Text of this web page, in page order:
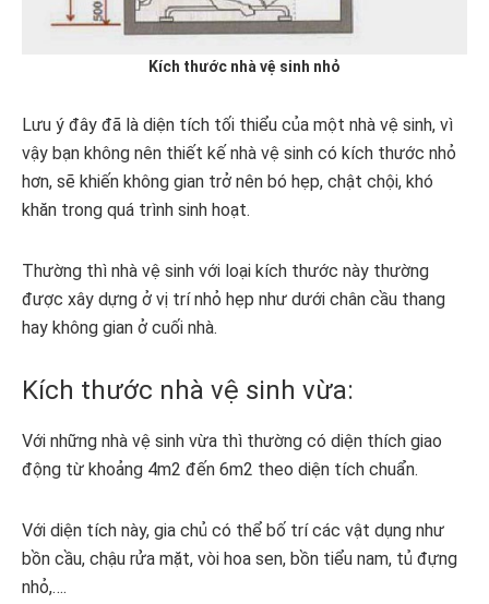
Kích thước nhà vệ sinh nhỏ
Lưu ý đây đã là diện tích tối thiểu của một nhà vệ sinh, vì
vậy bạn không nên thiết kế nhà vệ sinh có kích thước nhỏ
hơn, sẽ khiến không gian trở nên bó hẹp, chật chội, khó
khăn trong quá trình sinh hoạt.
Thường thì nhà vệ sinh với loại kích thước này thường
được xây dựng ở vị trí nhỏ hẹp như dưới chân cầu thang
hay không gian ở cuối nhà.
Kích thước nhà vệ sinh vừa:
Với những nhà vệ sinh vừa thì thường có diện thích giao
động từ khoảng 4m2 đến 6m2 theo diện tích chuẩn.
Với diện tích này, gia chủ có thể bố trí các vật dụng như
bồn cầu, chậu rửa mặt, vòi hoa sen, bồn tiểu nam, tủ đựng
nhỏ,….